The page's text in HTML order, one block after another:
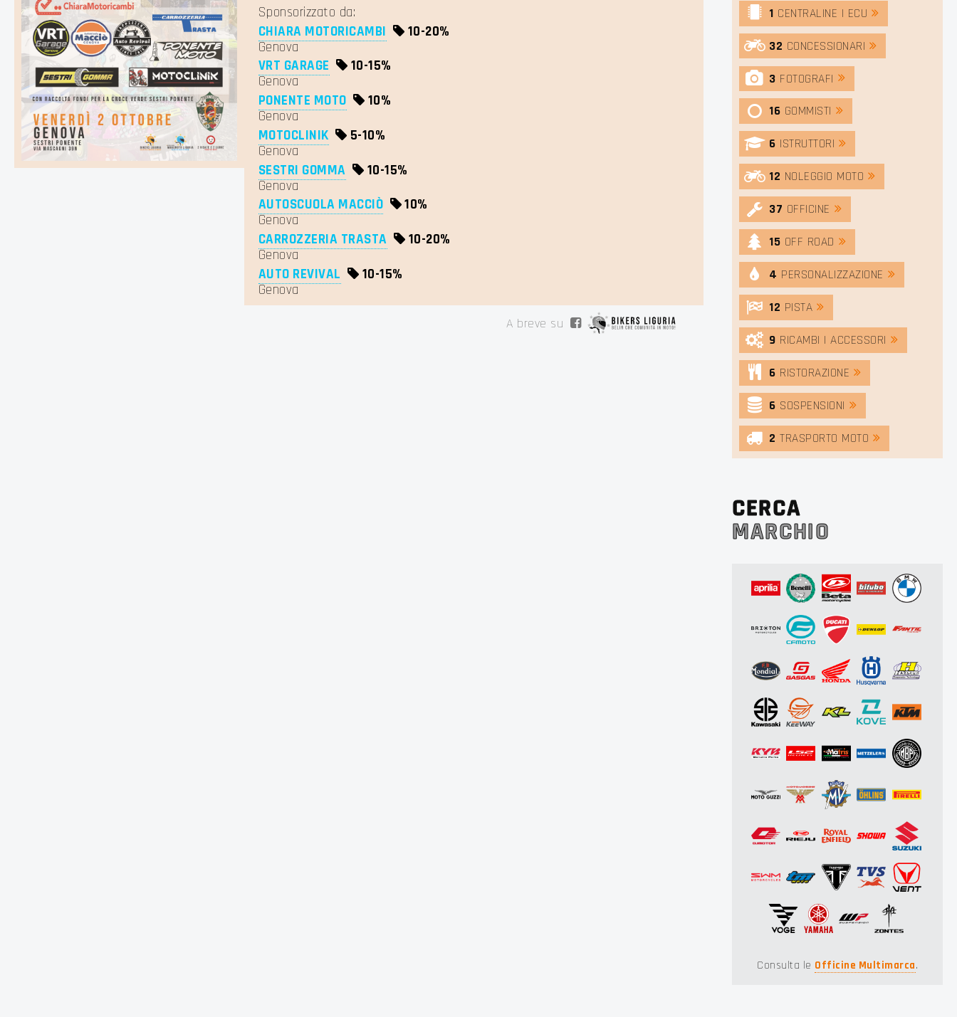
Sponsorizzato da:
CHIARA MOTORICAMBI
10-20%
Genova
VRT GARAGE
10-15%
Genova
PONENTE MOTO
10%
Genova
MOTOCLINIK
5-10%
Genova
SESTRI GOMMA
10-15%
Genova
AUTOSCUOLA MACCIÒ
10%
Genova
CARROZZERIA TRASTA
10-20%
Genova
AUTO REVIVAL
10-15%
Genova
A breve su
1 CENTRALINE | ECU
32 CONCESSIONARI
3 FOTOGRAFI
16 GOMMISTI
6 ISTRUTTORI
12 NOLEGGIO MOTO
37 OFFICINE
15 OFF ROAD
4 PERSONALIZZAZIONE
12 PISTA
9 RICAMBI | ACCESSORI
6 RISTORAZIONE
6 SOSPENSIONI
2 TRASPORTO MOTO
CERCA
MARCHIO
Consulta le Officine Multimarca.